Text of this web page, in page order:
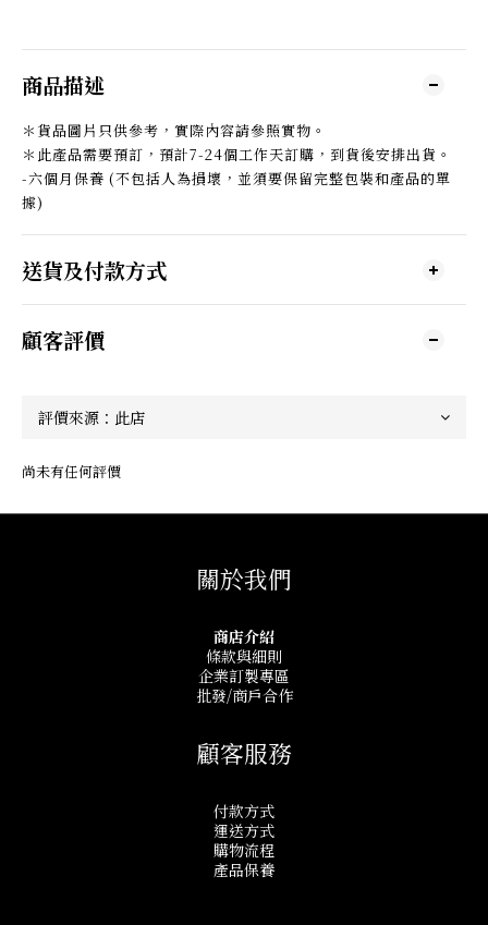
商品描述
＊貨品圖片只供參考，實際內容請參照實物。
＊此產品需要預訂，預計7-24個工作天訂購，到貨後安排出貨。
-六個月保養 (不包括人為損壞，並須要保留完整包裝和產品的單
據)
送貨及付款方式
顧客評價
尚未有任何評價
關於我們
商店介紹
條款與細則
企業訂製專區
批發/商戶合作
顧客服務
付款方式
運送方式
購物流程
產品保養